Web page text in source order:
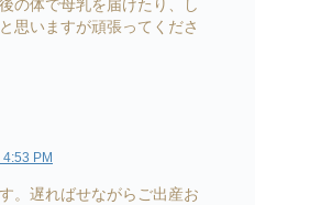
の体で母乳を届けたり、し
思いますが頑張ってくださ
PM
。遅ればせながらご出産お